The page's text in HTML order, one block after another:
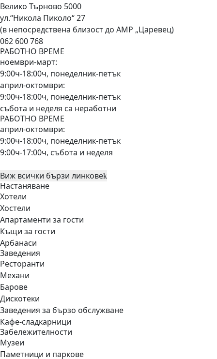
Велико Търново 5000
ул.“Никола Пиколо“ 27
(в непосредствена близост до АМР „Царевец)
062 600 768
РАБОТНО ВРЕМЕ
ноември-март:
9:00ч-18:00ч, понеделник-петък
април-октомври:
9:00ч-18:00ч, понеделник-петък
събота и неделя са неработни
РАБОТНО ВРЕМЕ
април-октомври:
9:00ч-18:00ч, понеделник-петък
9:00ч-17:00ч, събота и неделя
Виж всички бързи линкове
Настаняване
Хотели
Хостели
Апартаменти за гости
Къщи за гости
Арбанаси
Заведения
Ресторанти
Механи
Барове
Дискотеки
Заведения за бързо обслужване
Кафе-сладкарници
Забележителности
Музеи
Паметници и паркове